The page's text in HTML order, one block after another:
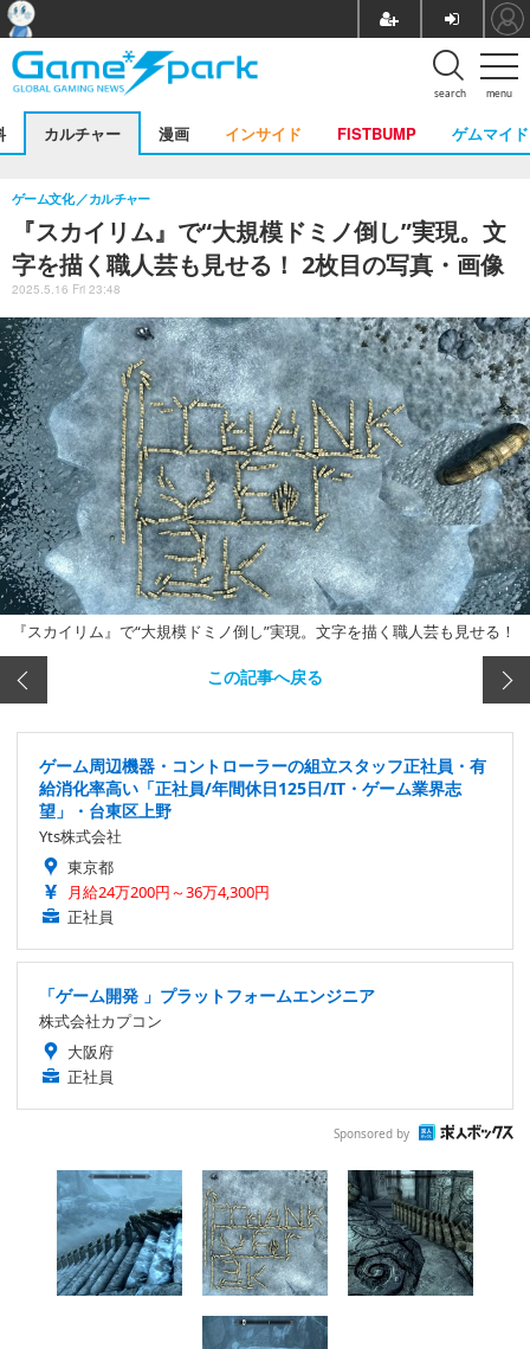
menu
search
カルチャー 漫画 インサイド FISTBUMP ゲムマイド
『スカイリム』で“大規模ドミノ倒し”実現。文
字を描く職人芸も見せる！ 2枚目の写真・画像
ゲーム文化 カルチャー
2025.5.16 Fri 23:48
『スカイリム』で“大規模ドミノ倒し”実現。文字を描く職人芸も見せる！
この記事へ戻る
ゲーム周辺機器・コントローラーの組立スタッフ正社員・有
給消化率高い「正社員/年間休日125日/IT・ゲーム業界志
望」・台東区上野
Yts株式会社
東京都
月給24万200円～36万4,300円
正社員
「ゲーム開発 」プラットフォームエンジニア
株式会社カプコン
大阪府
正社員
Sponsored by